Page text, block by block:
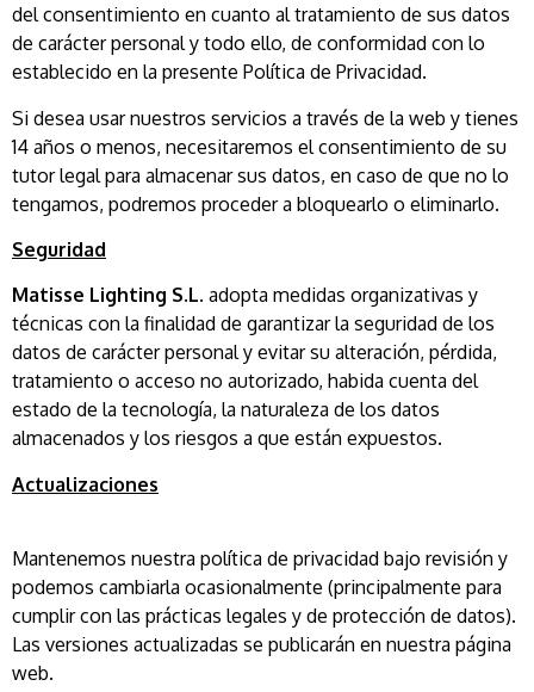
del consentimiento en cuanto al tratamiento de sus datos
de carácter personal y todo ello, de conformidad con lo
establecido en la presente Política de Privacidad.
Si desea usar nuestros servicios a través de la web y tienes
14 años o menos, necesitaremos el consentimiento de su
tutor legal para almacenar sus datos, en caso de que no lo
tengamos, podremos proceder a bloquearlo o eliminarlo.
Seguridad
Matisse Lighting S.L. adopta medidas organizativas y
técnicas con la finalidad de garantizar la seguridad de los
datos de carácter personal y evitar su alteración, pérdida,
tratamiento o acceso no autorizado, habida cuenta del
estado de la tecnología, la naturaleza de los datos
almacenados y los riesgos a que están expuestos.
Actualizaciones
Mantenemos nuestra política de privacidad bajo revisión y
podemos cambiarla ocasionalmente (principalmente para
cumplir con las prácticas legales y de protección de datos).
Las versiones actualizadas se publicarán en nuestra página
web.